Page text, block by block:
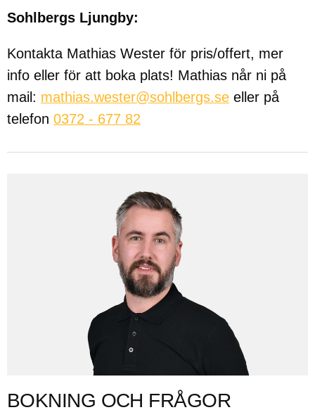
Sohlbergs Ljungby:
Kontakta Mathias Wester för pris/offert, mer
info eller för att boka plats! Mathias når ni på
mail: mathias.wester@sohlbergs.se eller på
telefon 0372 - 677 82
BOKNING OCH FRÅGOR